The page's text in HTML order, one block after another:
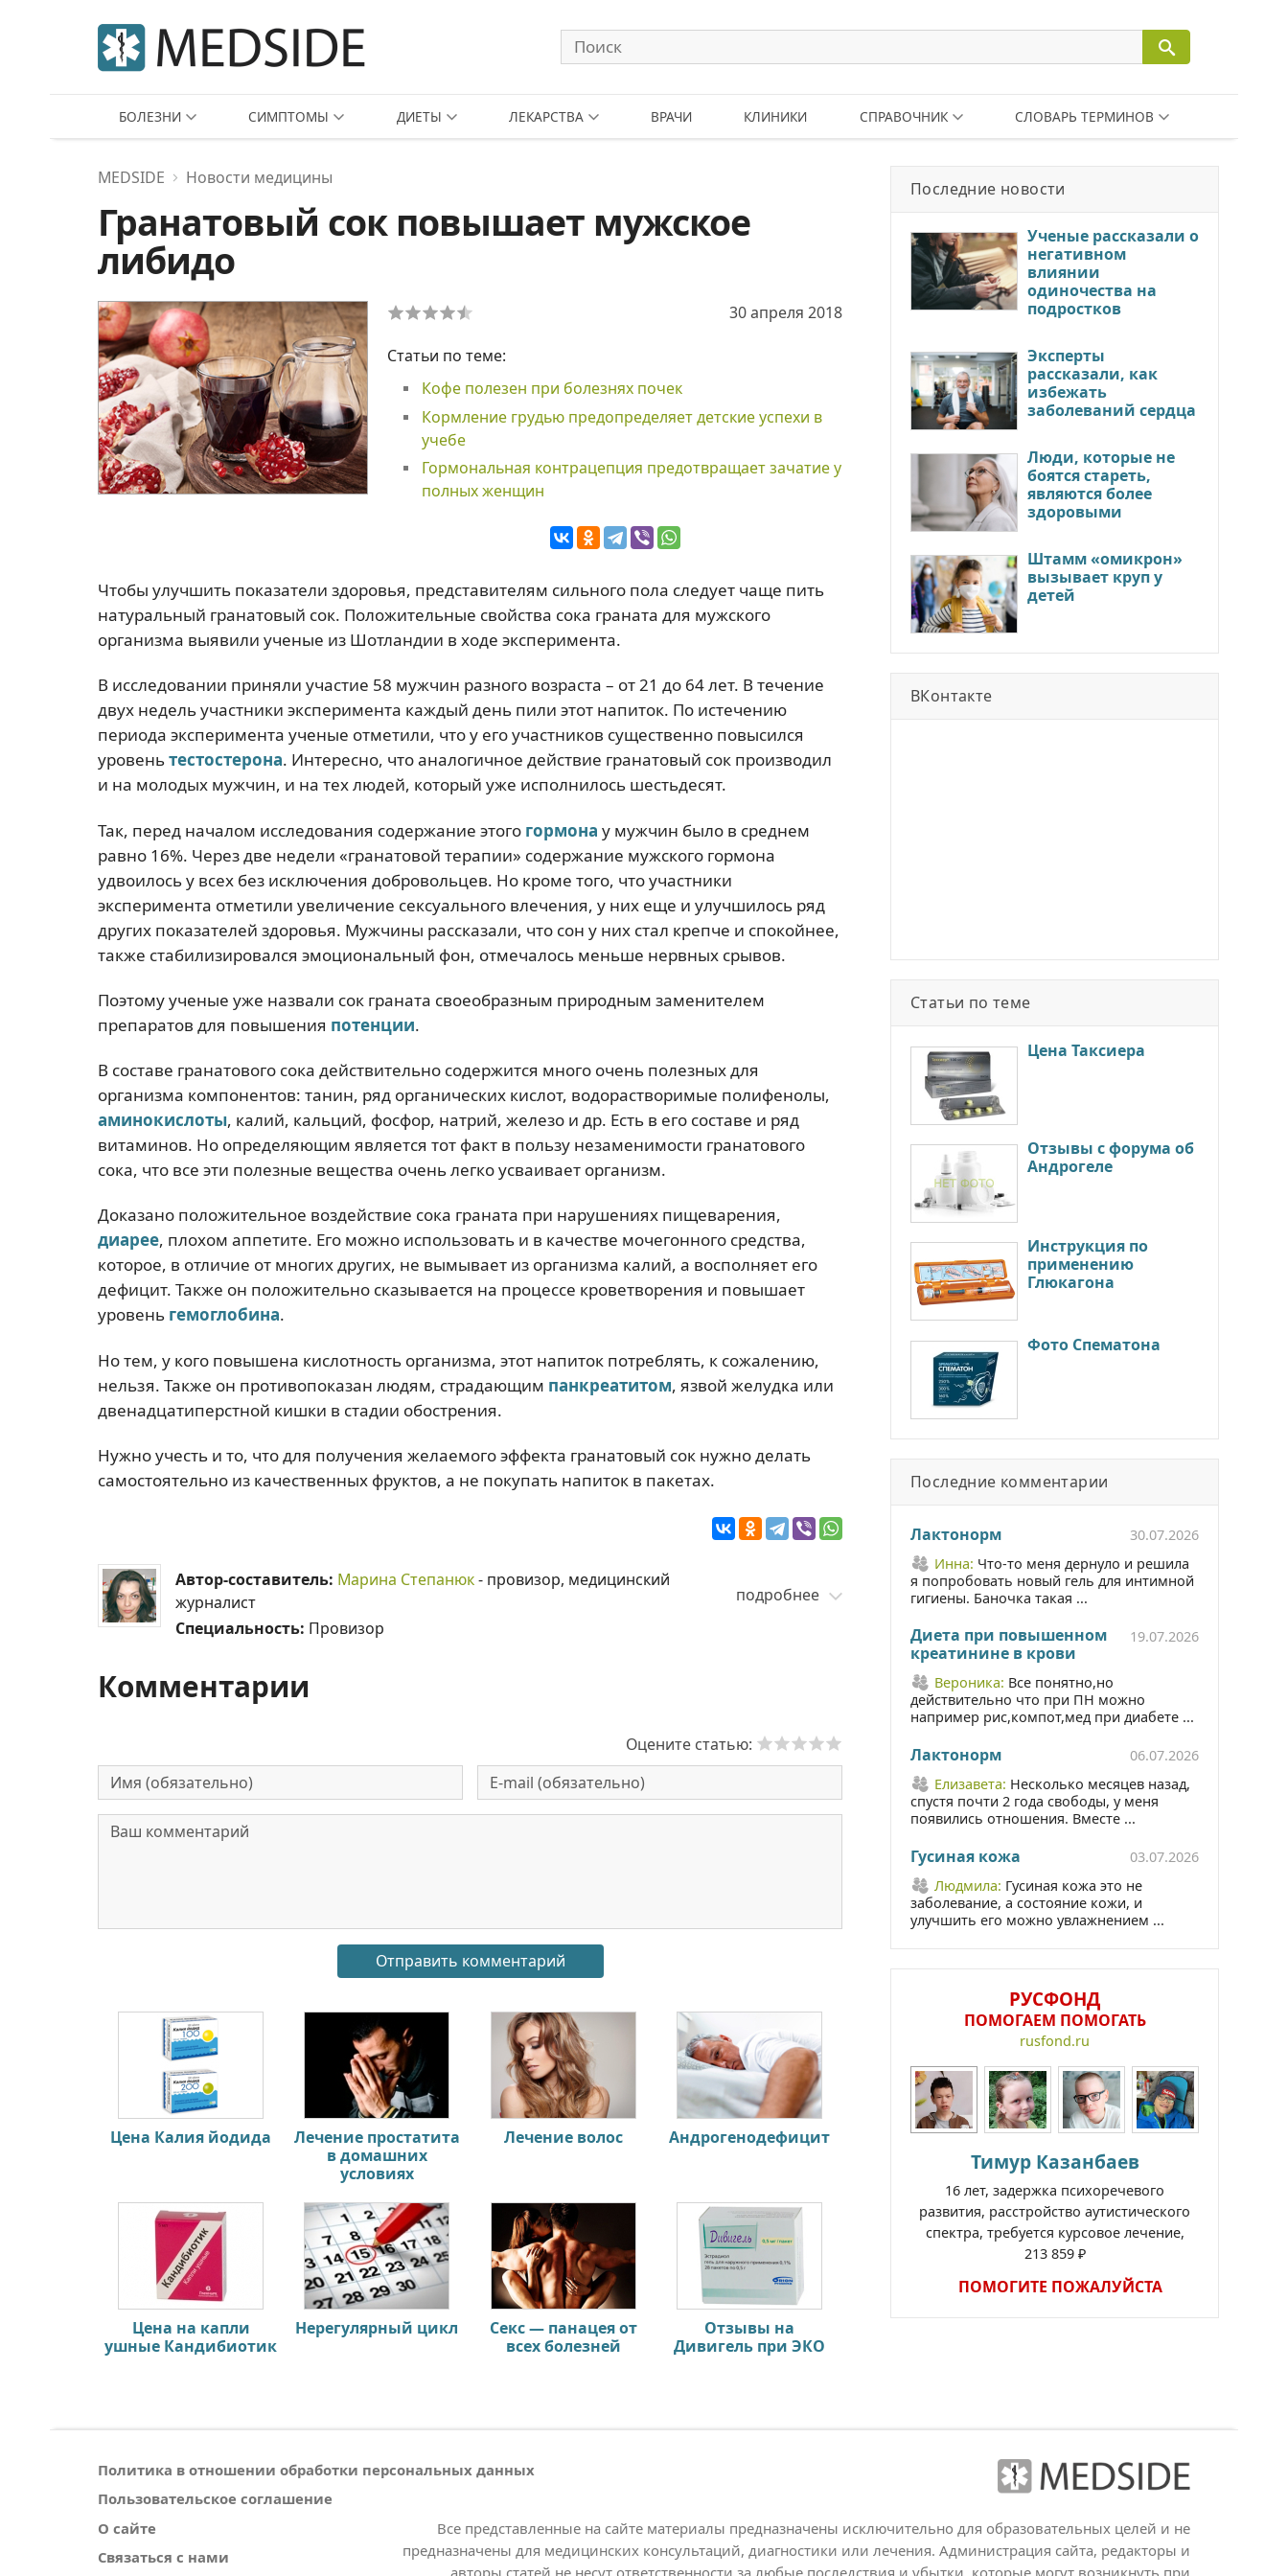
БОЛЕЗНИ СИМПТОМЫ ДИЕТЫ ЛЕКАРСТВА ВРАЧИ КЛИНИКИ СПРАВОЧНИК СЛОВАРЬ ТЕРМИНОВ
MEDSIDE Новости медицины
Гранатовый сок повышает мужское
либидо
30 апреля 2018
Статьи по теме:
Кофе полезен при болезнях почек
Кормление грудью предопределяет детские успехи в
учебе
Гормональная контрацепция предотвращает зачатие у
полных женщин
Чтобы улучшить показатели здоровья, представителям сильного пола следует чаще пить
натуральный гранатовый сок. Положительные свойства сока граната для мужского
организма выявили ученые из Шотландии в ходе эксперимента.
В исследовании приняли участие 58 мужчин разного возраста – от 21 до 64 лет. В течение
двух недель участники эксперимента каждый день пили этот напиток. По истечению
периода эксперимента ученые отметили, что у его участников существенно повысился
уровеньтестостерона. Интересно, что аналогичное действие гранатовый сок производил
и на молодых мужчин, и на тех людей, который уже исполнилось шестьдесят.
Так, перед началом исследования содержание этого гормона у мужчин было в среднем
равно 16%. Через две недели «гранатовой терапии» содержание мужского гормона
удвоилось у всех без исключения добровольцев. Но кроме того, что участники
эксперимента отметили увеличение сексуального влечения, у них еще и улучшилось ряд
других показателей здоровья. Мужчины рассказали, что сон у них стал крепче и спокойнее,
также стабилизировался эмоциональный фон, отмечалось меньше нервных срывов.
Поэтому ученые уже назвали сок граната своеобразным природным заменителем
препаратов для повышения потенции.
В составе гранатового сока действительно содержится много очень полезных для
организма компонентов: танин, ряд органических кислот, водорастворимые полифенолы,
аминокислоты, калий, кальций, фосфор, натрий, железо и др. Есть в его составе и ряд
витаминов. Но определяющим является тот факт в пользу незаменимости гранатового
сока, что все эти полезные вещества очень легко усваивает организм.
Доказано положительное воздействие сока граната при нарушениях пищеварения,
диарее, плохом аппетите. Его можно использовать и в качестве мочегонного средства,
которое, в отличие от многих других, не вымывает из организма калий, а восполняет его
дефицит. Также он положительно сказывается на процессе кроветворения и повышает
уровень гемоглобина.
Но тем, у кого повышена кислотность организма, этот напиток потреблять, к сожалению,
нельзя. Также он противопоказан людям, страдающим панкреатитом, язвой желудка или
двенадцатиперстной кишки в стадии обострения.
Нужно учесть и то, что для получения желаемого эффекта гранатовый сок нужно делать
самостоятельно из качественных фруктов, а не покупать напиток в пакетах.
Автор-составитель: Марина Степанюк- провизор, медицинский
журналист
Специальность: Провизор
подробнее
Комментарии
Оцените статью:
Цена Калия йодида
Лечение простатита
в домашних
условиях
Лечение волос Андрогенодефицит
Цена на капли
ушные Кандибиотик
Нерегулярный цикл
Секс — панацея от
всех болезней
Отзывы на
Дивигель при ЭКО
Последние новости
Ученые рассказали о
негативном
влиянии
одиночества на
подростков
Эксперты
рассказали, как
избежать
заболеваний сердца
Люди, которые не
боятся стареть,
являются более
здоровыми
Штамм «омикрон»
вызывает круп у
детей
ВКонтакте
Статьи по теме
Цена Таксиера
Отзывы с форума об
Андрогеле
Инструкция по
применению
Глюкагона
Фото Спематона
Последние комментарии
Лактонорм
30.07.2026
Инна: Что-то меня дернуло и решила
я попробовать новый гель для интимной
гигиены. Баночка такая ...
Диета при повышенном
креатинине в крови
19.07.2026
Вероника: Все понятно,но
действительно что при ПН можно
например рис,компот,мед при диабете ...
Лактонорм
06.07.2026
Елизавета: Несколько месяцев назад,
спустя почти 2 года свободы, у меня
появились отношения. Вместе ...
Гусиная кожа
03.07.2026
Людмила: Гусиная кожа это не
заболевание, а состояние кожи, и
улучшить его можно увлажнением ...
РУСФОНД
ПОМОГАЕМ ПОМОГАТЬ
rusfond.ru
Тимур Казанбаев
16 лет, задержка психоречевого
развития, расстройство аутистического
спектра, требуется курсовое лечение,
213 859 ₽
ПОМОГИТЕ ПОЖАЛУЙСТА
Политика в отношении обработки персональных данных
Пользовательское соглашение
О сайте
Связаться с нами
Все представленные на сайте материалы предназначены исключительно для образовательных целей и не
предназначены для медицинских консультаций, диагностики или лечения. Администрация сайта, редакторы и
авторы статей не несут ответственности за любые последствия и убытки, которые могут возникнуть при